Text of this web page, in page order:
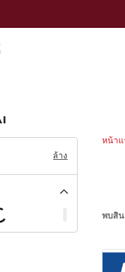
หน้าแ
พบสิ
ล้าง